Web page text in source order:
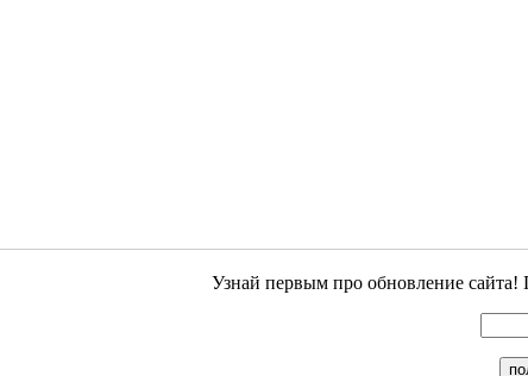
Узнай первым про обновление сайта!